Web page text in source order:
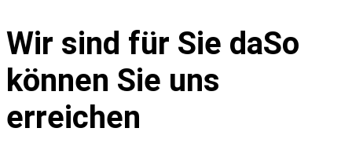
Wir sind für Sie daSo
können Sie uns
erreichen